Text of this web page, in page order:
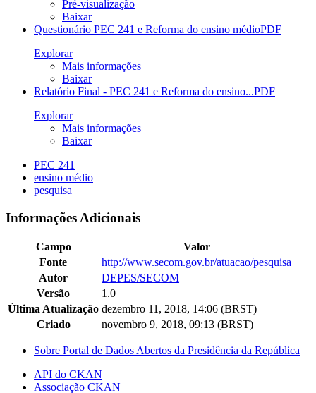
Pré-visualização
Baixar
Questionário PEC 241 e Reforma do ensino médioPDF
Explorar
Mais informações
Baixar
Relatório Final - PEC 241 e Reforma do ensino...PDF
Explorar
Mais informações
Baixar
PEC 241
ensino médio
pesquisa
Informações Adicionais
Campo
Valor
Fonte
http://www.secom.gov.br/atuacao/pesquisa
Autor
DEPES/SECOM
Versão
1.0
Última Atualização dezembro 11, 2018, 14:06 (BRST)
Criado
novembro 9, 2018, 09:13 (BRST)
Sobre Portal de Dados Abertos da Presidência da República
API do CKAN
Associação CKAN